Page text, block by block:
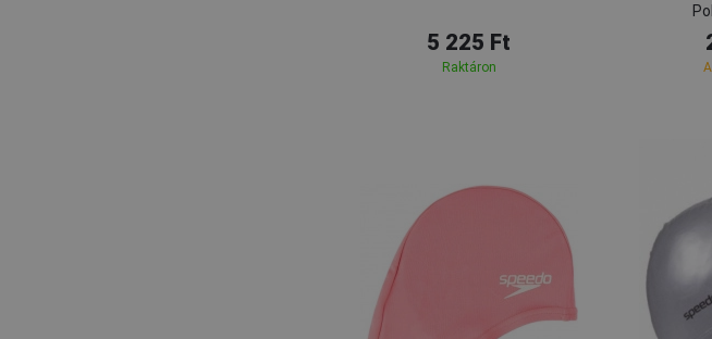
5 225 Ft
Raktáron